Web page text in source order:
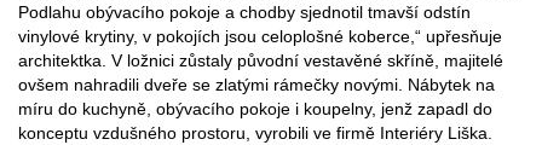
Podlahu obývacího pokoje a chodby sjednotil tmavší odstín
vinylové krytiny, v pokojích jsou celoplošné koberce,“ upřesňuje
architektka. V ložnici zůstaly původní vestavěné skříně, majitelé
ovšem nahradili dveře se zlatými rámečky novými. Nábytek na
míru do kuchyně, obývacího pokoje i koupelny, jenž zapadl do
konceptu vzdušného prostoru, vyrobili ve firmě Interiéry Liška.